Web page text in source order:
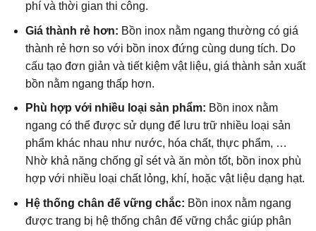
phí và thời gian thi công.
Giá thành rẻ hơn: Bồn inox nằm ngang thường có giá
thành rẻ hơn so với bồn inox đứng cùng dung tích. Do
cấu tạo đơn giản và tiết kiệm vật liệu, giá thành sản xuất
bồn nằm ngang thấp hơn.
Phù hợp với nhiều loại sản phẩm: Bồn inox nằm
ngang có thể được sử dụng để lưu trữ nhiều loại sản
phẩm khác nhau như nước, hóa chất, thực phẩm, …
Nhờ khả năng chống gỉ sét và ăn mòn tốt, bồn inox phù
hợp với nhiều loại chất lỏng, khí, hoặc vật liệu dạng hạt.
Hệ thống chân đế vững chắc: Bồn inox nằm ngang
được trang bị hệ thống chân đế vững chắc giúp phân